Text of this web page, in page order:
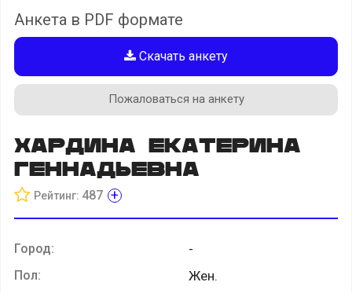
Анкета в PDF формате
Скачать анкету
Пожаловаться на анкету
Хардина Екатерина
Геннадьевна
Рейтинг: 487 +
Город: -
Пол: Жен.